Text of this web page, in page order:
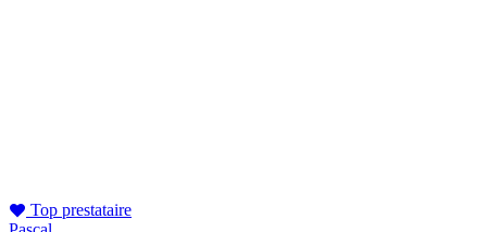
Top prestataire